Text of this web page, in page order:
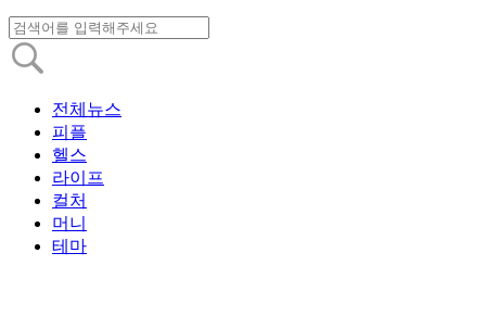
전체뉴스
피플
헬스
라이프
컬처
머니
테마